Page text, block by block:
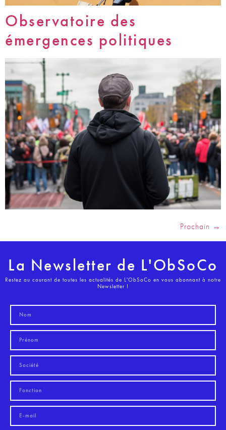
Observatoire des
émergences politiques
Prochain →
La Newsletter de L'ObSoCo
Restez au courant de toutes les actualités de L'ObSoCo en vous abonnant à notre
Newsletter !